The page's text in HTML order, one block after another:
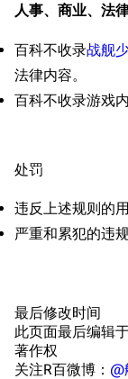
浴室
学院与战术
特别船坞
人事、 商业、 法
百科不收录战舰
法律内容。
百科不收录游戏
处罚
违反上述规则的
严重和累犯的违
最后修改时间
此页面最后编辑
著作权
关注R百微博： @